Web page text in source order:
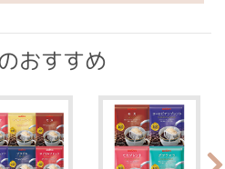
おすすめ